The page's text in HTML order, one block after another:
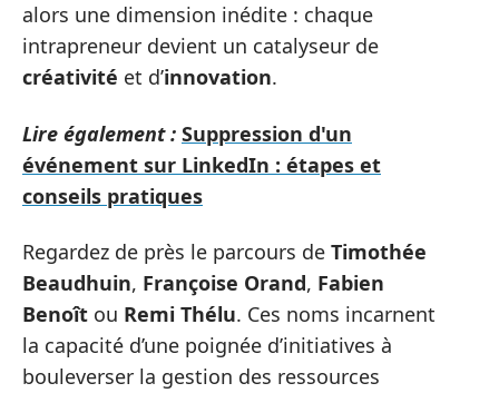
alors une dimension inédite : chaque
intrapreneur devient un catalyseur de
créativité et d’innovation.
Lire également : Suppression d'un
événement sur LinkedIn : étapes et
conseils pratiques
Regardez de près le parcours de Timothée
Beaudhuin, Françoise Orand, Fabien
Benoît ou Remi Thélu. Ces noms incarnent
la capacité d’une poignée d’initiatives à
bouleverser la gestion des ressources